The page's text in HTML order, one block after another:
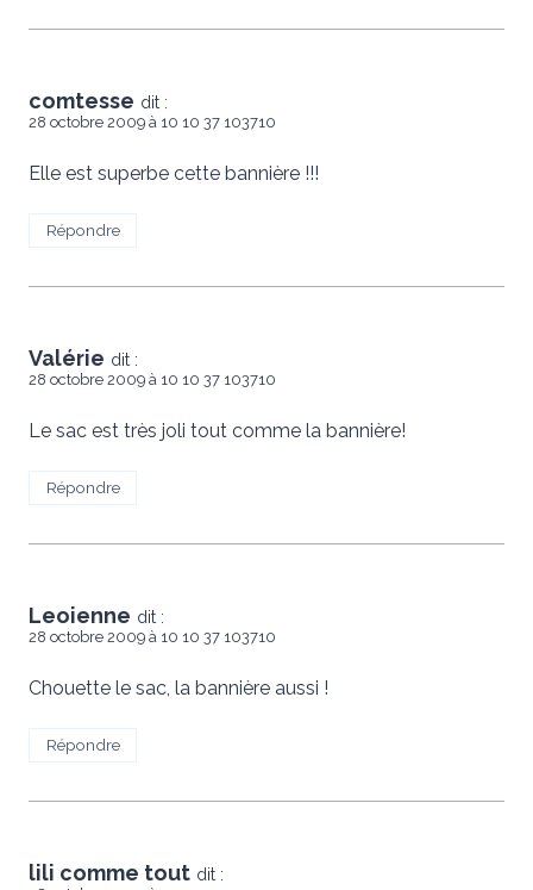
comtesse dit :
28 octobre 2009 à 10 10 37 103710
Elle est superbe cette bannière !!!
Répondre
Valérie dit :
28 octobre 2009 à 10 10 37 103710
Le sac est très joli tout comme la bannière!
Répondre
Leoienne dit :
28 octobre 2009 à 10 10 37 103710
Chouette le sac, la bannière aussi !
Répondre
lili comme tout dit :